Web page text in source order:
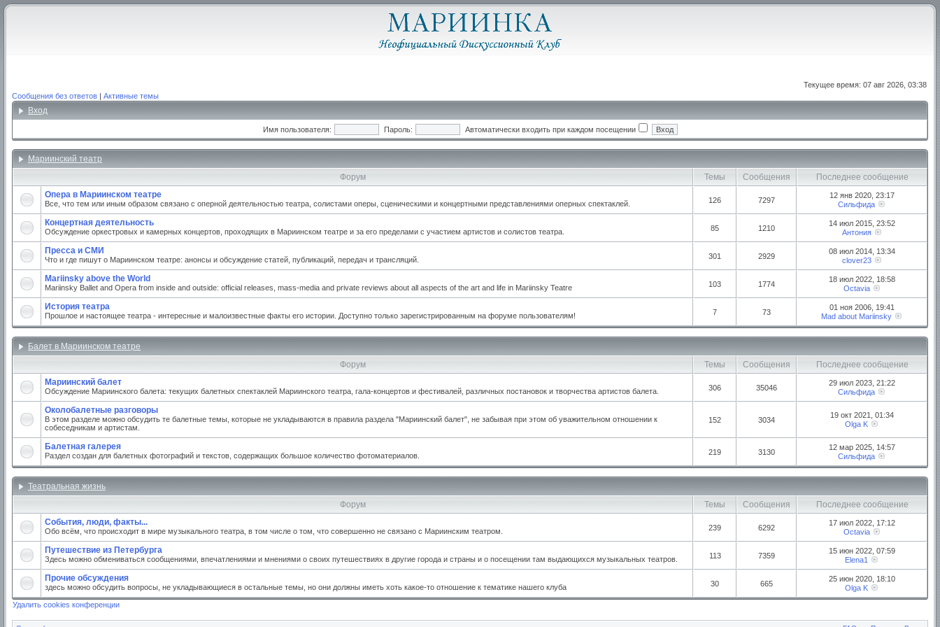
Текущее время: 07 авг 2026, 03:38
Сообщения без ответов | Активные темы
Вход
Имя пользователя: Пароль: Автоматически входить при каждом посещении
Мариинский театр
Форум
Темы Сообщения
Последнее сообщение
Опера в Мариинском театре
Все, что тем или иным образом связано с оперной деятельностью театра, солистами оперы, сценическими и концертными представлениями оперных спектаклей. 126 7297
12 янв 2020, 23:17
Сильфида
Концертная деятельность
Обсуждение оркестровых и камерных концертов, проходящих в Мариинском театре и за его пределами с участием артистов и солистов театра. 85 1210
14 июл 2015, 23:52
Антония
Пресса и СМИ
Что и где пишут о Мариинском театре: анонсы и обсуждение статей, публикаций, передач и трансляций. 301 2929
08 июл 2014, 13:34
clover23
Mariinsky above the World
Mariinsky Ballet and Opera from inside and outside: official releases, mass-media and private reviews about all aspects of the art and life in Mariinsky Teatre 103 1774
18 июл 2022, 18:58
Octavia
История театра
Прошлое и настоящее театра - интересные и малоизвестные факты его истории. Доступно только зарегистрированным на форуме пользователям! 7 73
01 ноя 2006, 19:41
Mad about Mariinsky
Балет в Мариинском театре
Форум
Темы Сообщения
Последнее сообщение
Мариинский балет
Обсуждение Мариинского балета: текущих балетных спектаклей Мариинского театра, гала-концертов и фестивалей, различных постановок и творчества артистов балета. 306 35046
29 июл 2023, 21:22
Сильфида
Околобалетные разговоры
В этом разделе можно обсудить те балетные темы, которые не укладываются в правила раздела "Мариинский балет", не забывая при этом об уважительном отношении к
собеседникам и артистам.
152 3034
19 окт 2021, 01:34
Olga K
Балетная галерея
Раздел создан для балетных фотографий и текстов, содержащих большое количество фотоматериалов. 219 3130
12 мар 2025, 14:57
Сильфида
Театральная жизнь
Форум
Темы Сообщения
Последнее сообщение
События, люди, факты...
Обо всём, что происходит в мире музыкального театра, в том числе о том, что совершенно не связано с Мариинским театром. 239 6292
17 июл 2022, 17:12
Octavia
Путешествие из Петербурга
Здесь можно обмениваться сообщениями, впечатлениями и мнениями о своих путешествиях в другие города и страны и о посещении там выдающихся музыкальных театров. 113 7359
15 июн 2022, 07:59
Elena1
Прочие обсуждения
здесь можно обсудить вопросы, не укладывающиеся в остальные темы, но они должны иметь хоть какое-то отношение к тематике нашего клуба 30 665
25 июн 2020, 18:10
Olga K
Удалить cookies конференции